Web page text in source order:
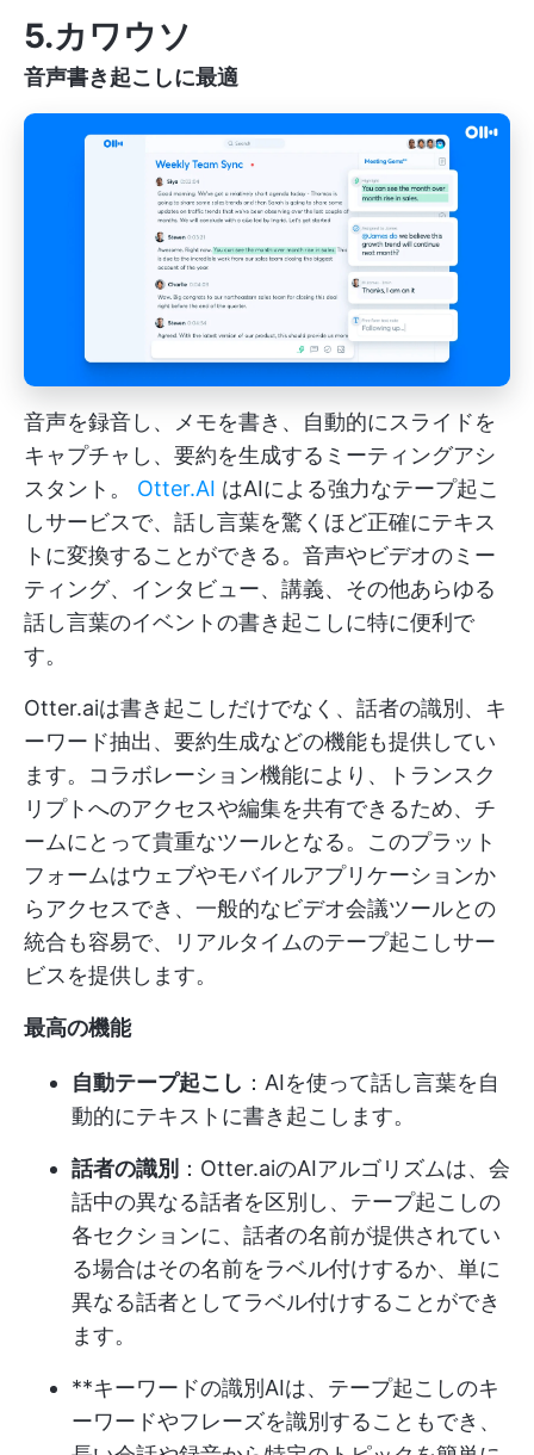
5.カワウソ
音声書き起こしに最適
音声を録音し、メモを書き、自動的にスライドを
キャプチャし、要約を生成するミーティングアシ
スタント。 Otter.AI はAIによる強力なテープ起こ
しサービスで、話し言葉を驚くほど正確にテキス
トに変換することができる。音声やビデオのミー
ティング、インタビュー、講義、その他あらゆる
話し言葉のイベントの書き起こしに特に便利で
す。
Otter.aiは書き起こしだけでなく、話者の識別、キ
ーワード抽出、要約生成などの機能も提供してい
ます。コラボレーション機能により、トランスク
リプトへのアクセスや編集を共有できるため、チ
ームにとって貴重なツールとなる。このプラット
フォームはウェブやモバイルアプリケーションか
らアクセスでき、一般的なビデオ会議ツールとの
統合も容易で、リアルタイムのテープ起こしサー
ビスを提供します。
最高の機能
自動テープ起こし ：AIを使って話し言葉を自
動的にテキストに書き起こします。
話者の識別 ：Otter.aiのAIアルゴリズムは、会
話中の異なる話者を区別し、テープ起こしの
各セクションに、話者の名前が提供されてい
る場合はその名前をラベル付けするか、単に
異なる話者としてラベル付けすることができ
ます。
**キーワードの識別AIは、テープ起こしのキ
ーワードやフレーズを識別することもでき、